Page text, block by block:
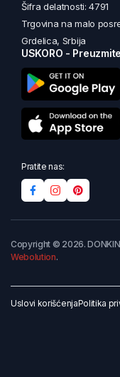
Šifra delatnosti: 4791
Trgovina na malo
Grdelica, Srbija
USKORO -
Pratite nas:
Copyright © 2026.
Webolution.
Uslovi korišćenjaPolitika